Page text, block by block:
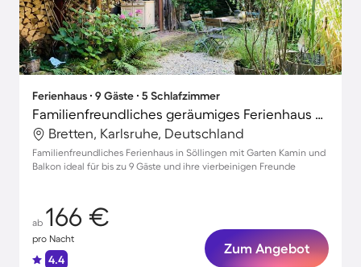
Ferienhaus ∙ 9 Gäste ∙ 5 Schlafzimmer
Familienfreundliches geräumiges Ferienhaus mit Terrasse, Garten und Grill | Perfekt für die Arbeit von Zuhause | Hunde erlaubt
Bretten, Karlsruhe, Deutschland
Familienfreundliches Ferienhaus in Söllingen mit Garten Kamin und
Balkon ideal für bis zu 9 Gäste und ihre vierbeinigen Freunde
ab 166 €
pro Nacht
4.4
Zum Angebot